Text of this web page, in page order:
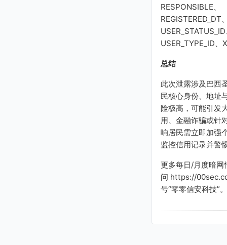
RESPONSIBLE、
REGISTERED_DT
USER_TYPE_ID、
总结
此次泄露涉及巴西
民核心身份、地址
险极高，可能引发
用、金融诈骗或针
响居民需立即加强
监控信用记录并警
更多每日/月度暗网
问 https://
号“零零信安科技”。